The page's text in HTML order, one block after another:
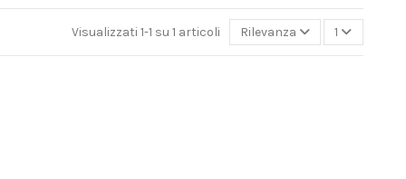
Visualizzati 1-1 su 1 articoli Rilevanza 1